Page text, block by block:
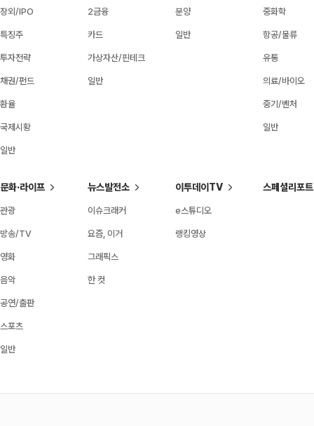
장외/IPO
특징주
투자전략
채권/펀드
환율
국제시황
일반
2금융
카드
가상자산/핀테크
일반
분양
일반
중화학
항공/물류
유통
의료/바이오
중기/벤처
일반
문화·라이프
관광
방송/TV
영화
음악
공연/출판
스포츠
일반
뉴스발전소
이슈크래커
요즘, 이거
그래픽스
한 컷
이투데이TV
e스튜디오
랭킹영상
스페셜리포트